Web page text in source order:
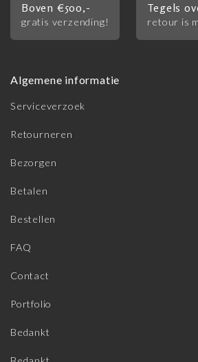
Boven €500,-
gratis verzending!
Tegels
retour is
Algemene informatie
Serviceverzoek
Retourneren
Bezorgen
Betalen
Bestellen
FAQ
Contact
Portfolio
Bedankt